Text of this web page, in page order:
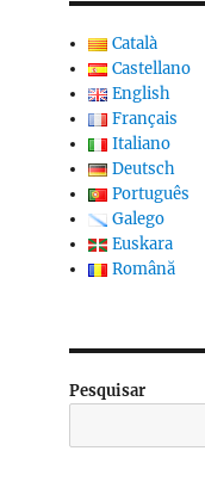
Català
Castellano
English
Français
Italiano
Deutsch
Português
Galego
Euskara
Română
Pesquisar